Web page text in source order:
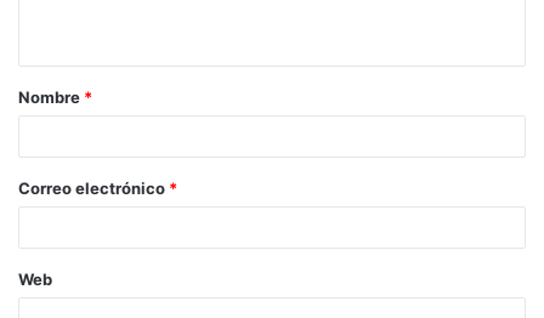
Nombre *
Correo electrónico *
Web